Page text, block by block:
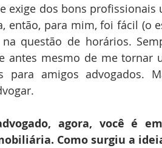
exige dos bons profissionais
então, para mim, foi fácil (o
questão de horários.
antes mesmo de me tornar
para amigos
agora, você é
Como surgiu a